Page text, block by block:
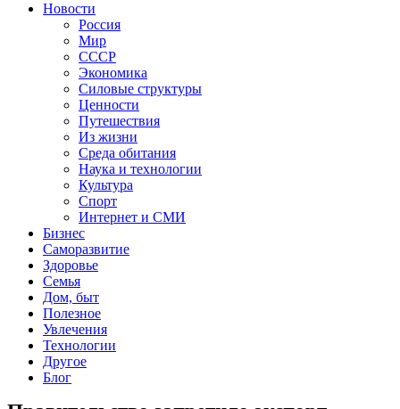
Новости
Россия
Мир
СССР
Экономика
Силовые структуры
Ценности
Путешествия
Из жизни
Среда обитания
Наука и технологии
Культура
Спорт
Интернет и СМИ
Бизнес
Саморазвитие
Здоровье
Семья
Дом, быт
Полезное
Увлечения
Технологии
Другое
Блог